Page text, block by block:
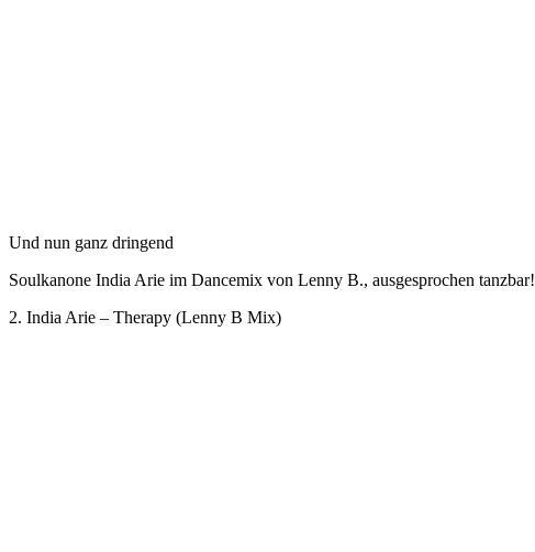
Und nun ganz dringend
Soulkanone India Arie im Dancemix von Lenny B., ausgesprochen tanzbar!
2. India Arie – Therapy (Lenny B Mix)